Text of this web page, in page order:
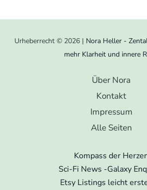
Urheberrecht © 2026 | Nora Heller -
mehr Klarheit und innere
Über Nora
Kontakt
Impressum
Alle Seiten
Kompass der
Sci-Fi News -Galaxy
Etsy Listings leicht